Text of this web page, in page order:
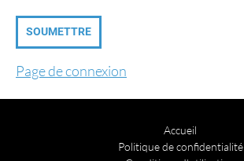
Page de connexion
Accueil
Politique de confidentialité